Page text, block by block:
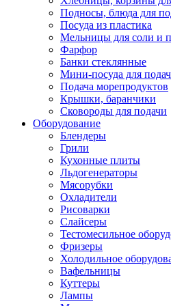
Подносы, блюда для
Посуда из пластика
Мельницы для соли и
Фарфор
Банки стеклянные
Мини-посуда для
Подача морепродуктов
Крышки, баранчики
Сковороды для подачи
Оборудование
Блендеры
Грили
Кухонные плиты
Льдогенераторы
Мясорубки
Охладители
Рисоварки
Слайсеры
Тестомесильное
Фризеры
Холодильное
Вафельницы
Куттеры
Лампы